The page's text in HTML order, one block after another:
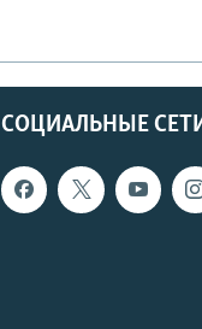
СОЦИАЛЬНЫЕ